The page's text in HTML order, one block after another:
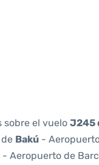
el vuelo J245
Bakú -
- Aeropuerto de